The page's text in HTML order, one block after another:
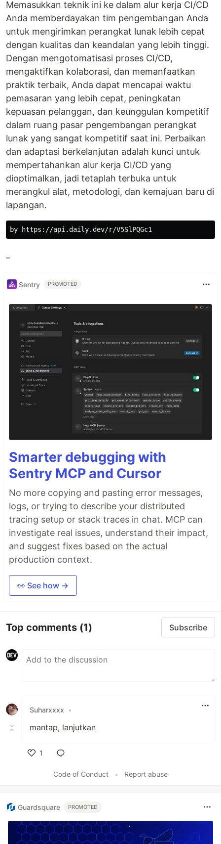
Memasukkan teknik ini ke dalam alur kerja CI/CD
Anda memberdayakan tim pengembangan Anda
untuk mengirimkan perangkat lunak lebih cepat
dengan kualitas dan keandalan yang lebih tinggi.
Dengan mengotomatisasi proses CI/CD,
mengaktifkan kolaborasi, dan memanfaatkan
praktik terbaik, Anda dapat mencapai waktu
pemasaran yang lebih cepat, peningkatan
kepuasan pelanggan, dan keunggulan kompetitif
dalam ruang pasar pengembangan perangkat
lunak yang sangat kompetitif saat ini. Perbaikan
dan adaptasi berkelanjutan adalah kunci untuk
mempertahankan alur kerja CI/CD yang
dioptimalkan, jadi tetaplah terbuka untuk
merangkul alat, metodologi, dan kemajuan baru di
lapangan.
Sentry PROMOTED
Smarter debugging with
Sentry MCP and Cursor
No more copying and pasting error messages,
logs, or trying to describe your distributed
tracing setup or stack traces in chat. MCP can
investigate real issues, understand their impact,
and suggest fixes based on the actual
production context.
👀 See how →
Top comments (1) Subscribe
Suharxxxx •
mantap, lanjutkan
1
Code of Conduct
• Report abuse
Guardsquare PROMOTED